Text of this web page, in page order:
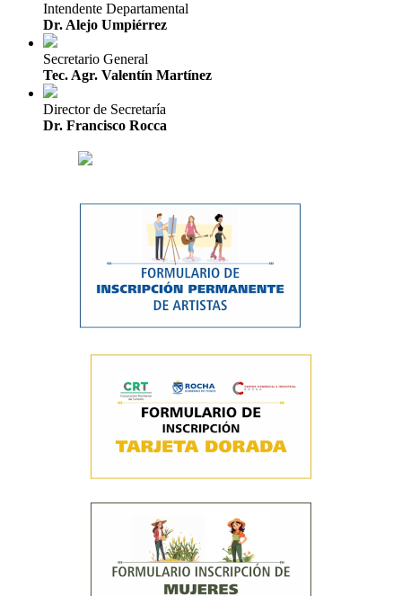
Intendente Departamental
Dr. Alejo Umpiérrez
Secretario General
Tec. Agr. Valentín Martínez
Director de Secretaría
Dr. Francisco Rocca